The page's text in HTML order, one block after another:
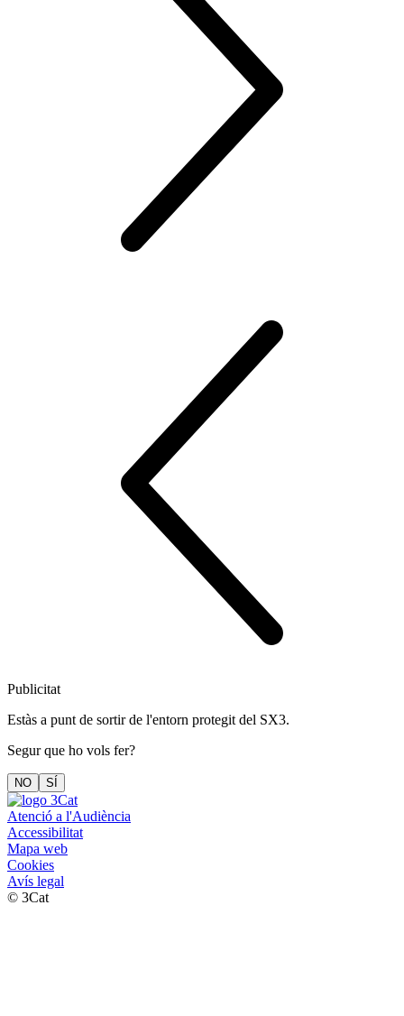
Publicitat
Estàs a punt de sortir de l'entorn protegit del SX3.
Segur que ho vols fer?
NO SÍ
Atenció a l'Audiència
Accessibilitat
Mapa web
Cookies
Avís legal
© 3Cat